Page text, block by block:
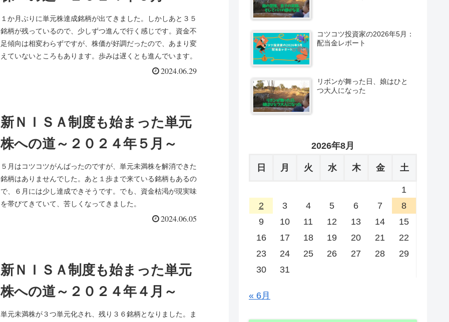
１か月ぶりに単元株達成銘柄が出てきました。しかしあと３５
銘柄が残っているので、少しずつ進んで行く感じです。資金不
足傾向は相変わらずですが、株価が好調だったので、あまり変
えていないところもあります。歩みは遅くとも進んでいます。
2024.06.29
新ＮＩＳＡ制度も始まった単元
株への道～２０２４年５月～
５月はコツコツがんばったのですが、単元未満株を解消できた
銘柄はありませんでした。あと１歩まで来ている銘柄もあるの
で、６月には少し達成できそうです。でも、資金枯渇が現実味
を帯びてきていて、苦しくなってきました。
2024.06.05
新ＮＩＳＡ制度も始まった単元
株への道～２０２４年４月～
単元未満株が３つ単元化され、残り３６銘柄となりました。ま
コツコツ投資家の2026年5月：
配当金レポート
リボンが舞った日、娘はひと
つ大人になった
2026年8月
日 月 火 水 木 金 土
1
2
3 4 5 6 7
8
9
10 11 12 13 14
15
16
17 18 19 20 21
22
23
24 25 26 27 28
29
30
31
« 6月